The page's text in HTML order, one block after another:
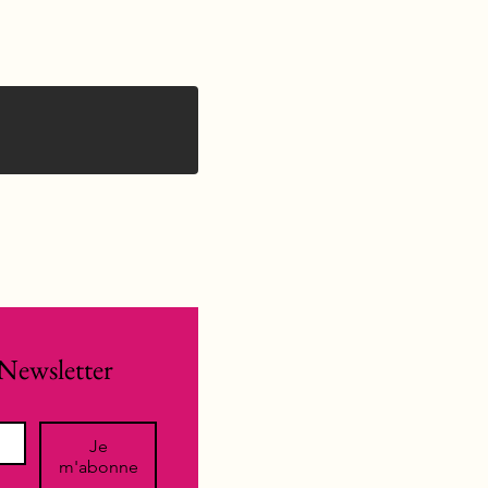
Je
m'abonne